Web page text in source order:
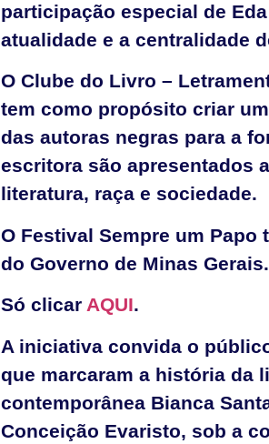
participação especial de
atualidade e a centralidade
O Clube do Livro –
tem como propósito criar
das autoras negras para a
escritora são apresentados
literatura, raça e sociedade.
O Festival Sempre um
do Governo de Minas
Só clicar AQUI.
A iniciativa convida o
que marcaram a história da
contemporânea Bianca
Conceição Evaristo, sob a